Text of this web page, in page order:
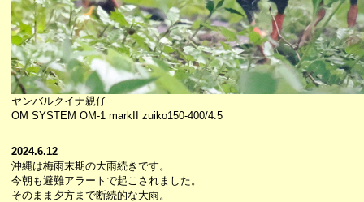
ヤンバルクイナ親仔
OM SYSTEM OM-1 markII zuiko150-400/4.5
2024.6.12
沖縄は梅雨末期の大雨続きです。
今朝も避難アラートで起こされました。
そのまま夕方まで断続的な大雨。